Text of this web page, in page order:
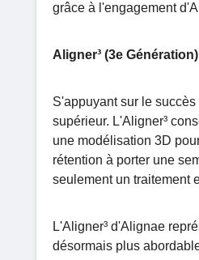
grâce à l'engagement
Aligner³ (3e
S'appuyant sur le
supérieur. L'Aligner³
une modélisation 3D
rétention à porter une
seulement un traitement
L'Aligner³ d'Alignae
désormais plus